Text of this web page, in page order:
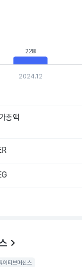
chart has 1 Y axis
228
228
2024.12
총액
이티브머신스